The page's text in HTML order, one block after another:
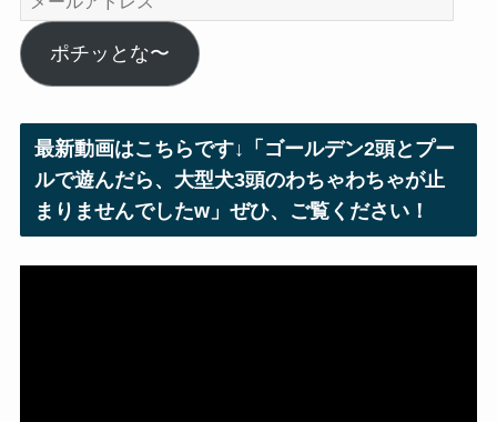
ー
ル
ア
ス
ポチッとな〜
最新動画はこちらです↓「ゴールデン2頭とプー
ルで遊んだら、大型犬3頭のわちゃわちゃが止
まりませんでしたw」ぜひ、ご覧ください！